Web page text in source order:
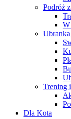
Podróż
W
Trening
Dla Kota